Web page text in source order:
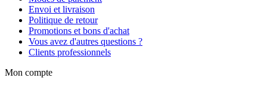
Envoi et livraison
Politique de retour
Promotions et bons d'achat
Vous avez d'autres questions ?
Clients professionnels
Mon compte